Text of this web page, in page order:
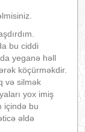
bu ciddi
yeganə həll
köçürməkdir.
və silmək
yox imiş
içində bu
əldə